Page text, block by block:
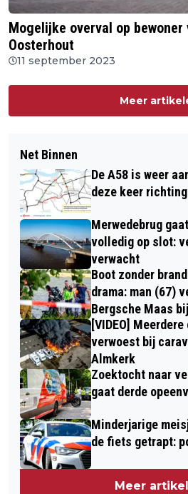
Mogelijke overval op
Oosterhout
11 september 2023
Meer
Net Binnen
De A58 is weer
deze keer richting
Merwedebrug
volledig op slot:
verwacht
Boot zonder
drama: man (67)
Bergsche Maas
[VIDEO]
verwoest bij
Almkerk
Zoektocht naar
gaat derde
Minderjarige
de fiets getrapt:
Meer